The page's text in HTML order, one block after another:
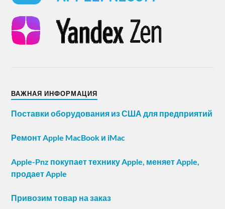
ВАЖНАЯ ИНФОРМАЦИЯ
Поставки оборудования из США для предприятий
Ремонт Apple MacBook и iMac
Apple-Pnz покупает технику Apple, меняет Apple,
продает Apple
Привозим товар на заказ